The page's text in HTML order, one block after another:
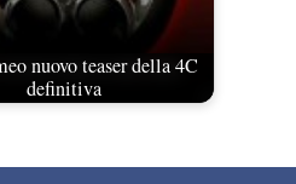
nuovo teaser della 4C
definitiva